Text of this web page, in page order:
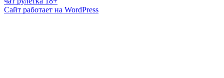
Сайт работает на WordPress